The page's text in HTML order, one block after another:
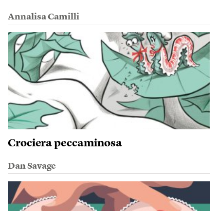
Annalisa Camilli
Crociera peccaminosa
Dan Savage